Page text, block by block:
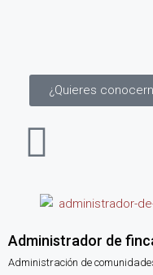
¿Quieres
Administrador de
Administración de